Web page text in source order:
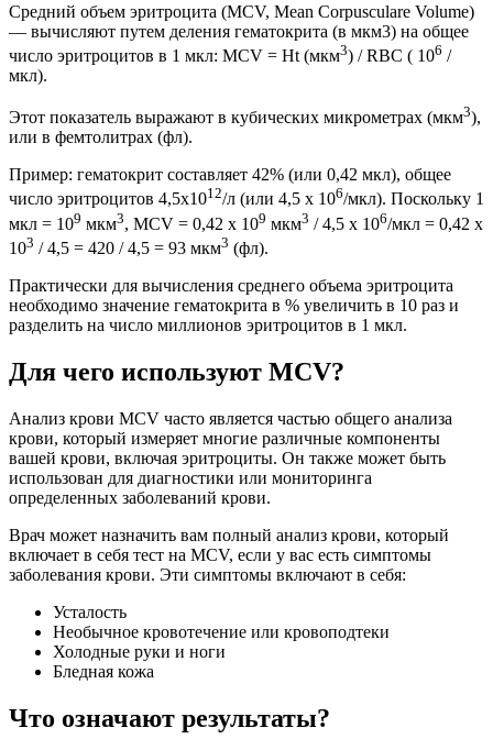
Средний объем эритроцита (MCV, Mean Сorpusculare Volume)
— вычисляют путем деления гематокрита (в мкм3) на общее
число эритроцитов в 1 мкл: MCV = Ht (мкм3) / RBC ( 106 /
мкл).
Этот показатель выражают в кубических микрометрах (мкм3),
или в фемтолитрах (фл).
Пример: гематокрит составляет 42% (или 0,42 мкл), общее
число эритроцитов 4,5x1012/л (или 4,5 x 106/мкл). Поскольку 1
мкл = 109 мкм3, MCV = 0,42 x 109 мкм3 / 4,5 x 106/мкл = 0,42 x
103 / 4,5 = 420 / 4,5 = 93 мкм3 (фл).
Практически для вычисления среднего объема эритроцита
необходимо значение гематокрита в % увеличить в 10 раз и
разделить на число миллионов эритроцитов в 1 мкл.
Для чего используют MCV?
Анализ крови MCV часто является частью общего анализа
крови, который измеряет многие различные компоненты
вашей крови, включая эритроциты. Он также может быть
использован для диагностики или мониторинга
определенных заболеваний крови.
Врач может назначить вам полный анализ крови, который
включает в себя тест на MCV, если у вас есть симптомы
заболевания крови. Эти симптомы включают в себя:
Усталость
Необычное кровотечение или кровоподтеки
Холодные руки и ноги
Бледная кожа
Что означают результаты?